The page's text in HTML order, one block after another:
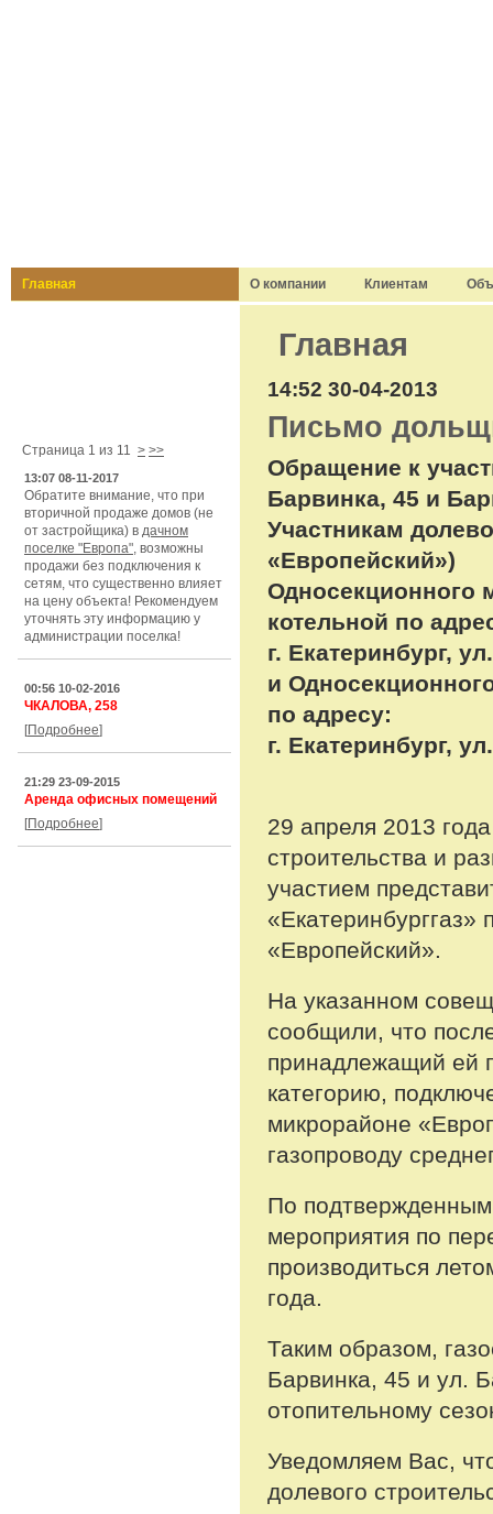
Главная О компании Клиентам
Страница 1 из 11 > >>
13:07 08-11-2017
Обратите внимание, что при
вторичной продаже домов (не
от застройщика) в дачном
поселке "Европа", возможны
продажи без подключения к
сетям, что существенно влияет
на цену объекта! Рекомендуем
уточнять эту информацию у
администрации поселка!
00:56 10-02-2016
ЧКАЛОВА, 258
[Подробнее]
21:29 23-09-2015
Аренда офисных помещений
[Подробнее]
Главная
14:52 30-04-2013
Письмо
Обращение к
Барвинка, 45 и
Участникам
«Европейский»)
Односекционного
котельной по
г. Екатеринбург,
и
по адресу:
г. Екатеринбург,
29 апреля 2013
строительства и
участием
«Екатеринбурггаз»
«Европейский».
На указанном
сообщили, что
принадлежащий ей
категорию,
микрорайоне
газопроводу
По
мероприятия по
производиться
года.
Таким образом,
Барвинка, 45 и ул.
отопительному
Уведомляем Вас,
долевого